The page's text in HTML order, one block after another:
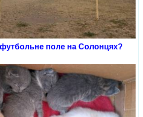
поле на Солонцях?